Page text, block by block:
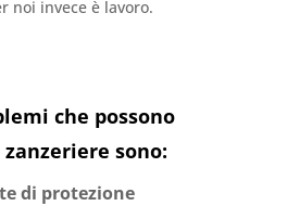
noi invece è lavoro.
che possono
sono:
di protezione